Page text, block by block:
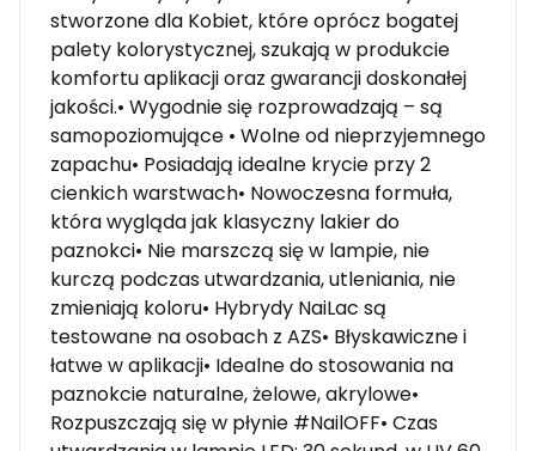
stworzone dla Kobiet, które oprócz bogatej
palety kolorystycznej, szukają w produkcie
komfortu aplikacji oraz gwarancji doskonałej
jakości.• Wygodnie się rozprowadzają – są
samopoziomujące • Wolne od nieprzyjemnego
zapachu• Posiadają idealne krycie przy 2
cienkich warstwach• Nowoczesna formuła,
która wygląda jak klasyczny lakier do
paznokci• Nie marszczą się w lampie, nie
kurczą podczas utwardzania, utleniania, nie
zmieniają koloru• Hybrydy NaiLac są
testowane na osobach z AZS• Błyskawiczne i
łatwe w aplikacji• Idealne do stosowania na
paznokcie naturalne, żelowe, akrylowe•
Rozpuszczają się w płynie #NailOFF• Czas